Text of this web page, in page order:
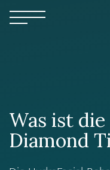
Was ist
Diamond